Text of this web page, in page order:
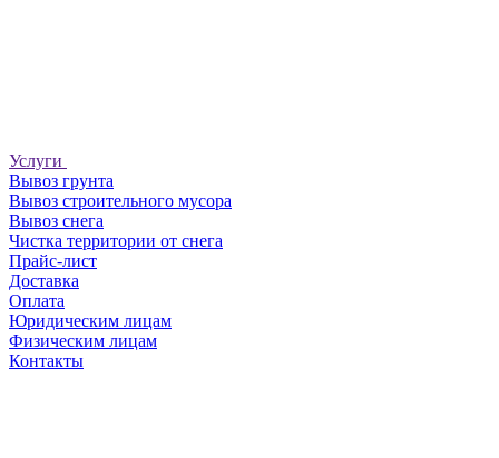
Услуги
Вывоз грунта
Вывоз строительного мусора
Вывоз снега
Чистка территории от снега
Прайс-лист
Доставка
Оплата
Юридическим лицам
Физическим лицам
Контакты